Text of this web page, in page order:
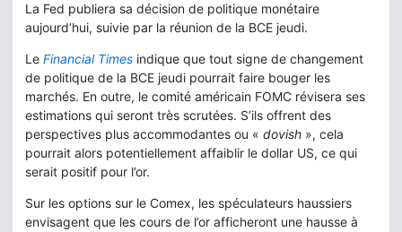
La Fed publiera sa décision de politique monétaire
aujourd’hui, suivie par la réunion de la BCE jeudi.
Le Financial Times indique que tout signe de changement
de politique de la BCE jeudi pourrait faire bouger les
marchés. En outre, le comité américain FOMC révisera ses
estimations qui seront très scrutées. S’ils offrent des
perspectives plus accommodantes ou « dovish », cela
pourrait alors potentiellement affaiblir le dollar US, ce qui
serait positif pour l’or.
Sur les options sur le Comex, les spéculateurs haussiers
envisagent que les cours de l’or afficheront une hausse à